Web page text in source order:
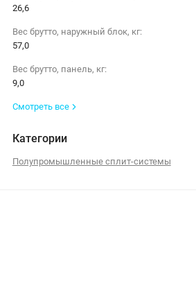
26,6
Вес брутто, наружный блок, кг:
57,0
Вес брутто, панель, кг:
9,0
Смотреть все
Категории
Полупромышленные сплит-системы